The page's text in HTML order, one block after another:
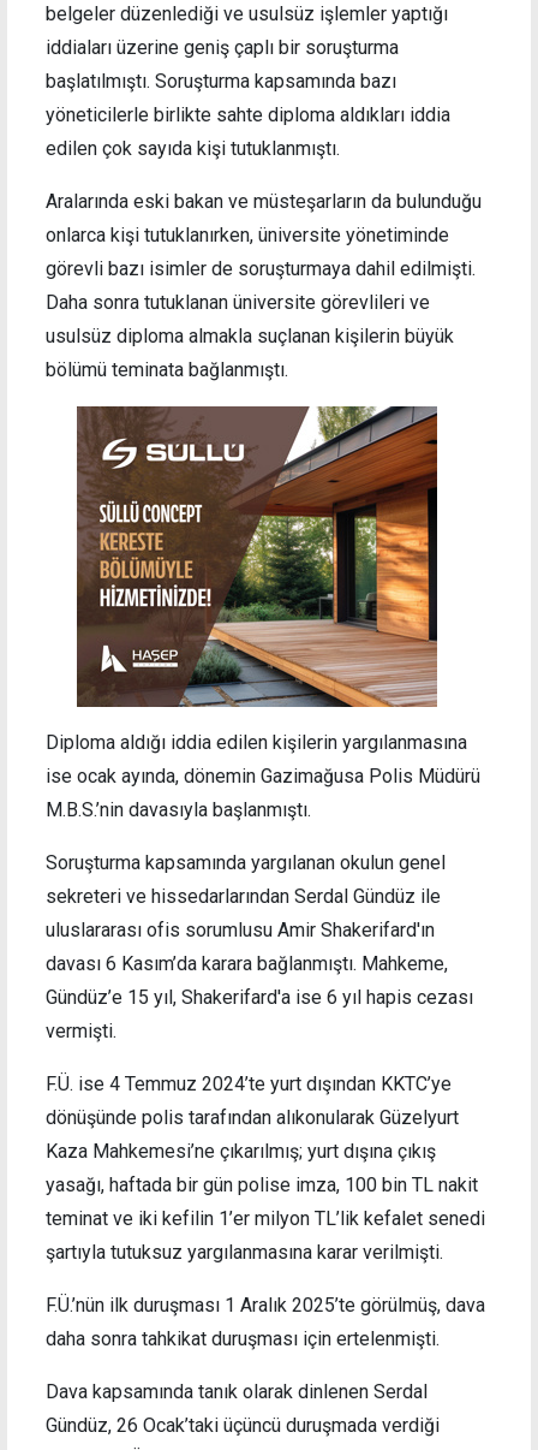
belgeler düzenlediği ve usulsüz işlemler yaptığı
iddiaları üzerine geniş çaplı bir soruşturma
başlatılmıştı. Soruşturma kapsamında bazı
yöneticilerle birlikte sahte diploma aldıkları iddia
edilen çok sayıda kişi tutuklanmıştı.
Aralarında eski bakan ve müsteşarların da bulunduğu
onlarca kişi tutuklanırken, üniversite yönetiminde
görevli bazı isimler de soruşturmaya dahil edilmişti.
Daha sonra tutuklanan üniversite görevlileri ve
usulsüz diploma almakla suçlanan kişilerin büyük
bölümü teminata bağlanmıştı.
Diploma aldığı iddia edilen kişilerin yargılanmasına
ise ocak ayında, dönemin Gazimağusa Polis Müdürü
M.B.S.’nin davasıyla başlanmıştı.
Soruşturma kapsamında yargılanan okulun genel
sekreteri ve hissedarlarından Serdal Gündüz ile
uluslararası ofis sorumlusu Amir Shakerifard'ın
davası 6 Kasım’da karara bağlanmıştı. Mahkeme,
Gündüz’e 15 yıl, Shakerifard'a ise 6 yıl hapis cezası
vermişti.
F.Ü. ise 4 Temmuz 2024’te yurt dışından KKTC’ye
dönüşünde polis tarafından alıkonularak Güzelyurt
Kaza Mahkemesi’ne çıkarılmış; yurt dışına çıkış
yasağı, haftada bir gün polise imza, 100 bin TL nakit
teminat ve iki kefilin 1’er milyon TL’lik kefalet senedi
şartıyla tutuksuz yargılanmasına karar verilmişti.
F.Ü.’nün ilk duruşması 1 Aralık 2025’te görülmüş, dava
daha sonra tahkikat duruşması için ertelenmişti.
Dava kapsamında tanık olarak dinlenen Serdal
Gündüz, 26 Ocak’taki üçüncü duruşmada verdiği